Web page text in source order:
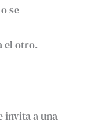
se
el otro.
invita a una